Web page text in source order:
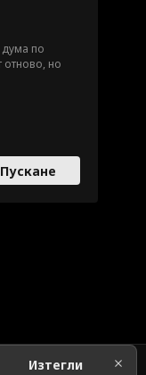
по
отново, но
Пускане
Изтегли